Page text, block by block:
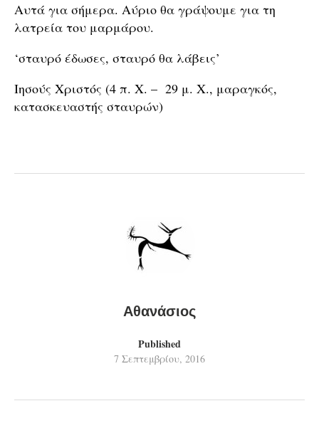
Αυτά για σήμερα. Αύριο θα γράψουμε για τη
λατρεία του μαρμάρου.
‘σταυρό έδωσες, σταυρό θα λάβεις’
Ιησούς Χριστός (4 π. Χ. – 29 μ. Χ., μαραγκός,
κατασκευαστής σταυρών)
Αθανάσιος
Published
7 Σεπτεμβρίου, 2016